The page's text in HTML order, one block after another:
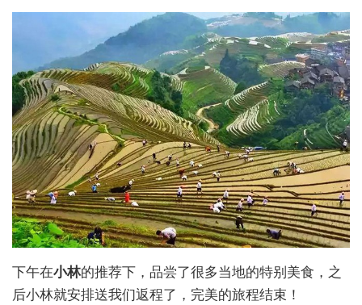
下午在小林的推荐下，品尝了很多当地的特别美食，之
后小林就安排送我们返程了，完美的旅程结束！